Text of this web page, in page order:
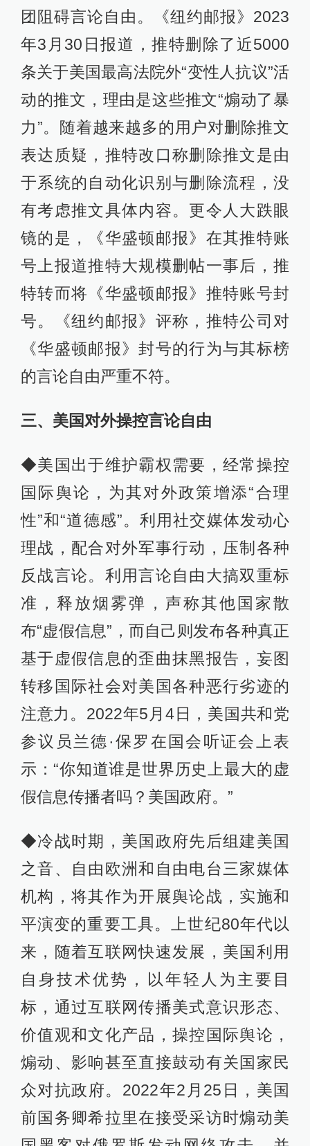
团阻碍言论自由。《纽约邮报》2023
年3月30日报道，推特删除了近5000
条关于美国最高法院外“变性人抗议”活
动的推文，理由是这些推文“煽动了暴
力”。随着越来越多的用户对删除推文
表达质疑，推特改口称删除推文是由
于系统的自动化识别与删除流程，没
有考虑推文具体内容。更令人大跌眼
镜的是，《华盛顿邮报》在其推特账
号上报道推特大规模删帖一事后，推
特转而将《华盛顿邮报》推特账号封
号。《纽约邮报》评称，推特公司对
《华盛顿邮报》封号的行为与其标榜
的言论自由严重不符。
三、美国对外操控言论自由
◆美国出于维护霸权需要，经常操控
国际舆论，为其对外政策增添“合理
性”和“道德感”。利用社交媒体发动心
理战，配合对外军事行动，压制各种
反战言论。利用言论自由大搞双重标
准，释放烟雾弹，声称其他国家散
布“虚假信息”，而自己则发布各种真正
基于虚假信息的歪曲抹黑报告，妄图
转移国际社会对美国各种恶行劣迹的
注意力。2022年5月4日，美国共和党
参议员兰德·保罗在国会听证会上表
示：“你知道谁是世界历史上最大的虚
假信息传播者吗？美国政府。”
◆冷战时期，美国政府先后组建美国
之音、自由欧洲和自由电台三家媒体
机构，将其作为开展舆论战，实施和
平演变的重要工具。上世纪80年代以
来，随着互联网快速发展，美国利用
自身技术优势，以年轻人为主要目
标，通过互联网传播美式意识形态、
价值观和文化产品，操控国际舆论，
煽动、影响甚至直接鼓动有关国家民
众对抗政府。2022年2月25日，美国
前国务卿希拉里在接受采访时煽动美